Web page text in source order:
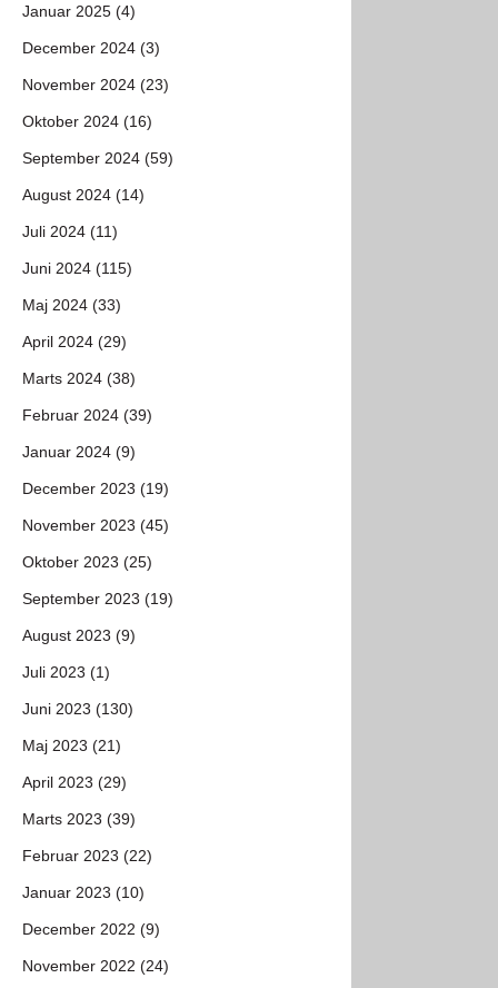
Januar 2025 (4)
December 2024 (3)
November 2024 (23)
Oktober 2024 (16)
September 2024 (59)
August 2024 (14)
Juli 2024 (11)
Juni 2024 (115)
Maj 2024 (33)
April 2024 (29)
Marts 2024 (38)
Februar 2024 (39)
Januar 2024 (9)
December 2023 (19)
November 2023 (45)
Oktober 2023 (25)
September 2023 (19)
August 2023 (9)
Juli 2023 (1)
Juni 2023 (130)
Maj 2023 (21)
April 2023 (29)
Marts 2023 (39)
Februar 2023 (22)
Januar 2023 (10)
December 2022 (9)
November 2022 (24)